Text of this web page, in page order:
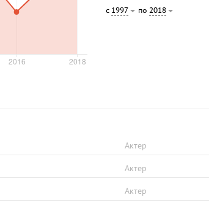
с 1997 по 2018
Актер
Актер
Актер